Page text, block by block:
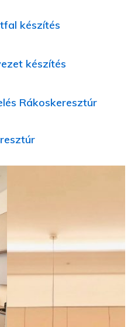
készítés
készítés
Rákoskeresztúr